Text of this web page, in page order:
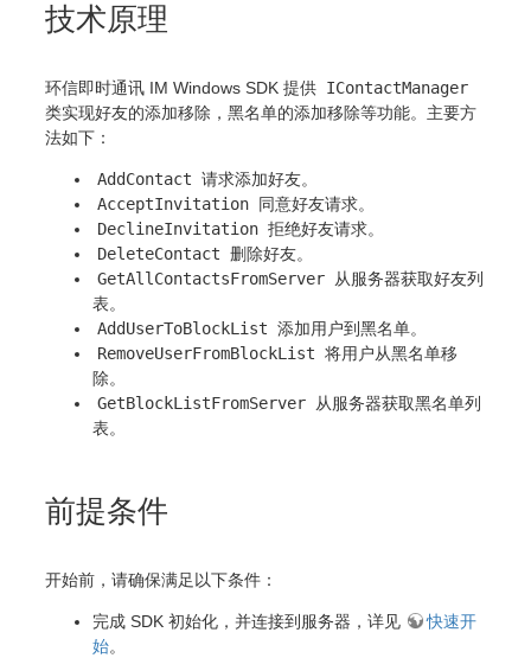
技术原理
环信即时通讯 IM Windows SDK 提供 IContactManager
类实现好友的添加移除，黑名单的添加移除等功能。主要方
法如下：
AddContact 请求添加好友。
AcceptInvitation 同意好友请求。
DeclineInvitation 拒绝好友请求。
DeleteContact 删除好友。
GetAllContactsFromServer 从服务器获取好友列
表。
AddUserToBlockList 添加用户到黑名单。
RemoveUserFromBlockList 将用户从黑名单移
除。
GetBlockListFromServer 从服务器获取黑名单列
表。
前提条件
开始前，请确保满足以下条件：
完成 SDK 初始化，并连接到服务器，详见
快速开
始。